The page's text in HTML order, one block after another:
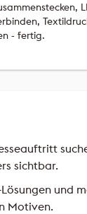
- fertig.
sichtbar.
Motiven.